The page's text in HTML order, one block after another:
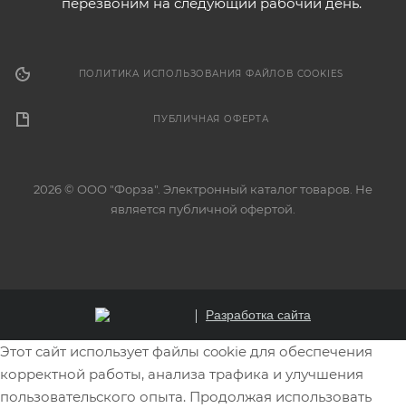
ПОЛИТИКА ИСПОЛЬЗОВАНИЯ ФАЙЛОВ COOKIES
ПУБЛИЧНАЯ ОФЕРТА
2026 © ООО "Форза". Электронный каталог товаров. Не
является публичной офертой.
Разработка сайта
Этот сайт использует файлы cookie для обеспечения
корректной работы, анализа трафика и улучшения
пользовательского опыта. Продолжая использовать